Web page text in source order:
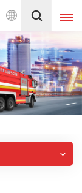
Français